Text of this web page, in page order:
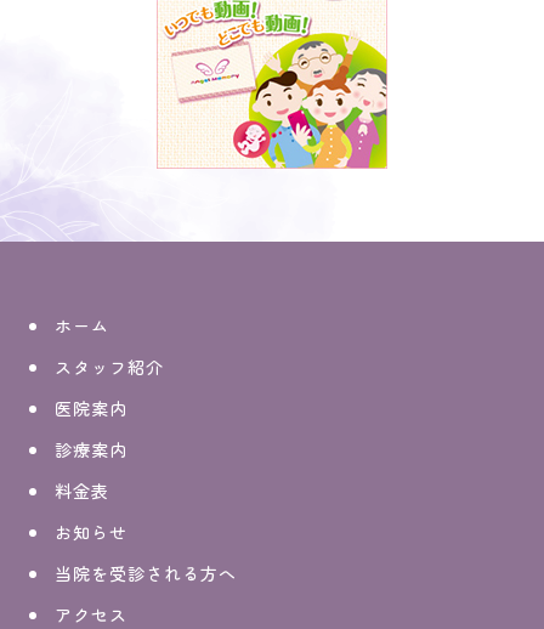
ホーム
スタッフ紹介
医院案内
診療案内
料金表
お知らせ
当院を受診される方へ
アクセス